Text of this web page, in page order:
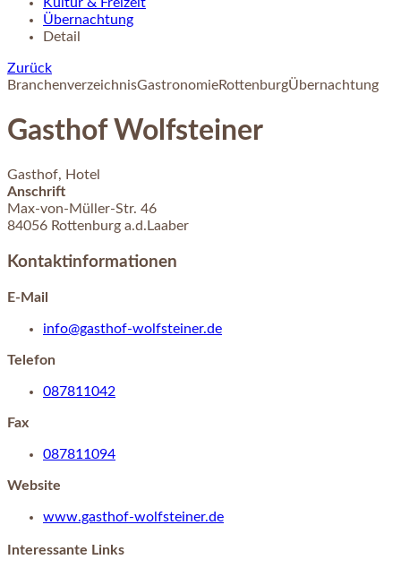
Kultur & Freizeit
Übernachtung
Detail
Zurück
BranchenverzeichnisGastronomieRottenburgÜbernachtung
Gasthof Wolfsteiner
Gasthof, Hotel
Anschrift
Max-von-Müller-Str. 46
84056 Rottenburg a.d.Laaber
Kontaktinformationen
E-Mail
info@gasthof-wolfsteiner.de
Telefon
087811042
Fax
087811094
Website
www.gasthof-wolfsteiner.de
Interessante Links